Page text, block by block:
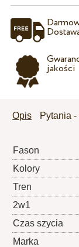
jakości
Opis Pytania
Fason
Kolory
Tren
2w1
Czas szycia
Marka